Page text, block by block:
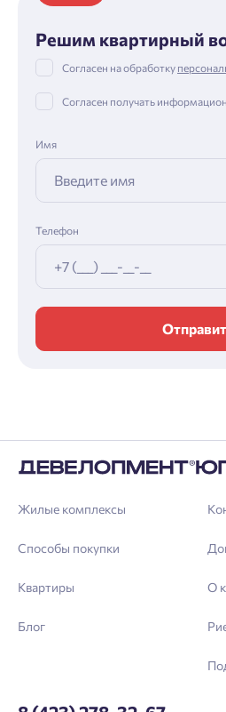
Решим квартирный
Согласен на обработку
Согласен получать
Имя
Телефон
Жилые комплексы
Способы покупки
Квартиры
Блог
О